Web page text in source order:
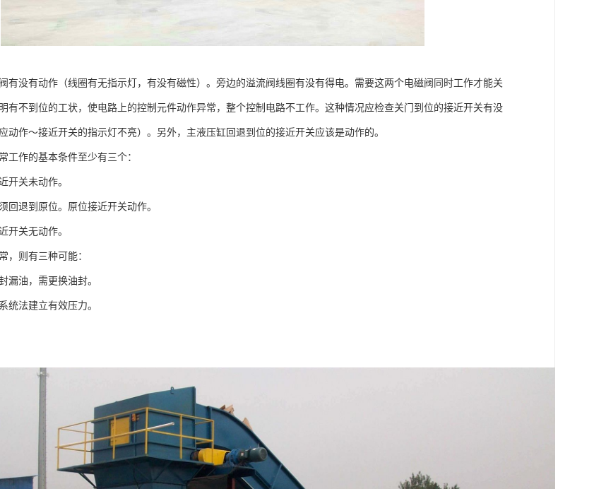
有没有动作（线圈有无指示灯，有没有磁性）。旁边的溢流阀线圈有没有得电。需要这两个电磁阀同时工作才能关
有不到位的工状，使电路上的控制元件动作异常，整个控制电路不工作。这种情况应检查关门到位的接近开关有没
动作～接近开关的指示灯不亮）。另外，主液压缸回退到位的接近开关应该是动作的。
工作的基本条件至少有三个：
开关未动作。
回退到原位。原位接近开关动作。
开关无动作。
，则有三种可能：
漏油，需更换油封。
统法建立有效压力。